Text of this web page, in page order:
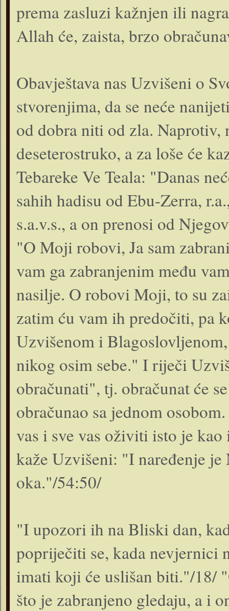
prema zasluzi kažnjen ili
Allah će, zaista, brzo
Obavještava nas Uzvišeni o
stvorenjima, da se neće
od dobra niti od zla. Naprotiv,
deseterostruko, a za loše će
Tebareke Ve Teala: "Danas
sahih hadisu od Ebu-Zerra,
s.a.v.s., a on prenosi od
"O Moji robovi, Ja sam
vam ga zabranjenim među
nasilje. O robovi Moji, to su
zatim ću vam ih predočiti, pa
Uzvišenom i
nikog osim sebe." I riječi
obračunati", tj. obračunat će
obračunao sa jednom
vas i sve vas oživiti isto je
kaže Uzvišeni: "I naređenje je
oka."/54:50/
"I upozori ih na Bliski dan,
popriječiti se, kada nevjernici
imati koji će uslišan biti."/18/
što je zabranjeno gledaju, a i